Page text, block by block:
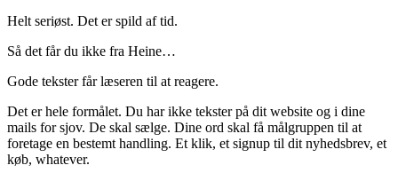
Helt seriøst. Det er spild af tid.
Så det får du ikke fra Heine…
Gode tekster får læseren til at reagere.
Det er hele formålet. Du har ikke tekster på dit website og i dine
mails for sjov. De skal sælge. Dine ord skal få målgruppen til at
foretage en bestemt handling. Et klik, et signup til dit nyhedsbrev, et
køb, whatever.